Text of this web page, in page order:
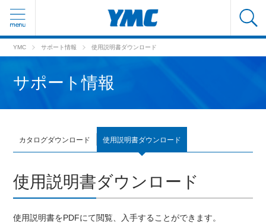
YMC サポート情報 使用説明書ダウンロード
サポート情報
カタログダウンロード 使用説明書ダウンロード
使用説明書ダウンロード
使用説明書をPDFにて閲覧、入手することができます。